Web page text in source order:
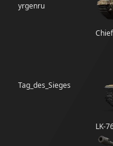
yrgenru
Tag_des_Sieges
LK-